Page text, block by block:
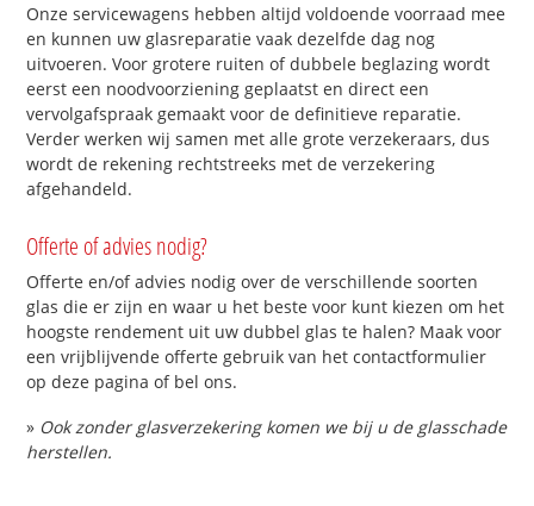
Onze servicewagens hebben altijd voldoende voorraad mee
en kunnen uw glasreparatie vaak dezelfde dag nog
uitvoeren. Voor grotere ruiten of dubbele beglazing wordt
eerst een noodvoorziening geplaatst en direct een
vervolgafspraak gemaakt voor de definitieve reparatie.
Verder werken wij samen met alle grote verzekeraars, dus
wordt de rekening rechtstreeks met de verzekering
afgehandeld.
Offerte of advies nodig?
Offerte en/of advies nodig over de verschillende soorten
glas die er zijn en waar u het beste voor kunt kiezen om het
hoogste rendement uit uw dubbel glas te halen? Maak voor
een vrijblijvende offerte gebruik van het contactformulier
op deze pagina of bel ons.
» Ook zonder glasverzekering komen we bij u de glasschade
herstellen.